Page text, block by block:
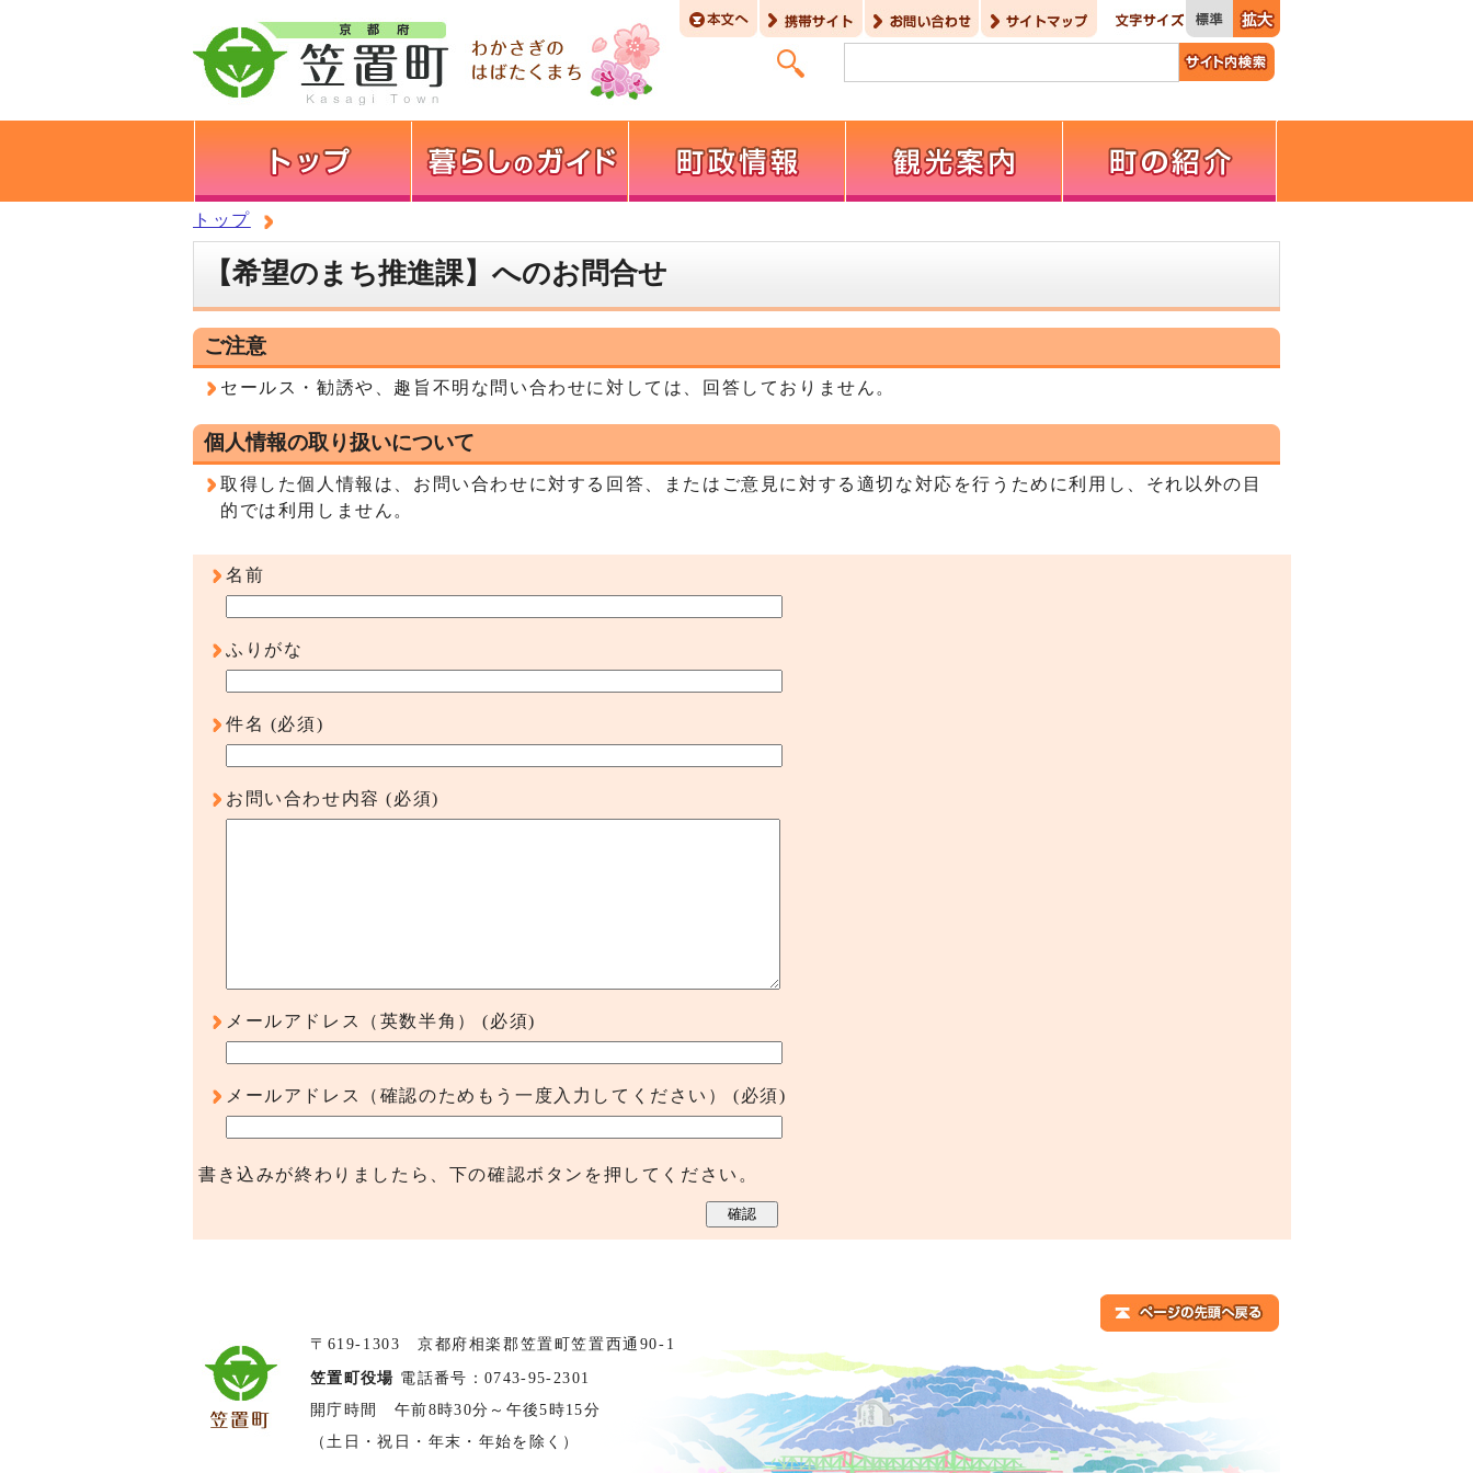
トップ
【希望のまち推進課】へのお問合せ
ご注意
セールス・勧誘や、趣旨不明な問い合わせに対しては、回答しておりません。
個人情報の取り扱いについて
取得した個人情報は、お問い合わせに対する回答、またはご意見に対する適切な対応を行うために利用し、それ以外の目
的では利用しません。
名前
ふりがな
件名 (必須)
お問い合わせ内容 (必須)
メールアドレス（英数半角） (必須)
メールアドレス（確認のためもう一度入力してください） (必須)
書き込みが終わりましたら、下の確認ボタンを押してください。
〒619-1303 京都府相楽郡笠置町笠置西通90-1
笠置町役場 電話番号：0743-95-2301
開庁時間 午前8時30分～午後5時15分
（土日・祝日・年末・年始を除く）